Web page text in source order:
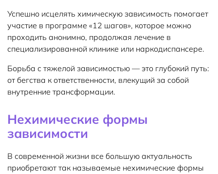
Успешно исцелять химическую зависимость помогает
участие в программе «12 шагов», которое можно
проходить анонимно, продолжая лечение в
специализированной клинике или наркодиспансере.
Борьба с тяжелой зависимостью — это глубокий путь:
от бегства к ответственности, влекущий за собой
внутренние трансформации.
Нехимические формы
зависимости
В современной жизни все большую актуальность
приобретают так называемые нехимические формы